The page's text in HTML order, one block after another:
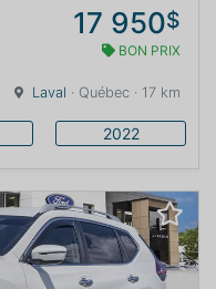
17 950$
BON PRIX
Laval · Québec · 17 km
2022